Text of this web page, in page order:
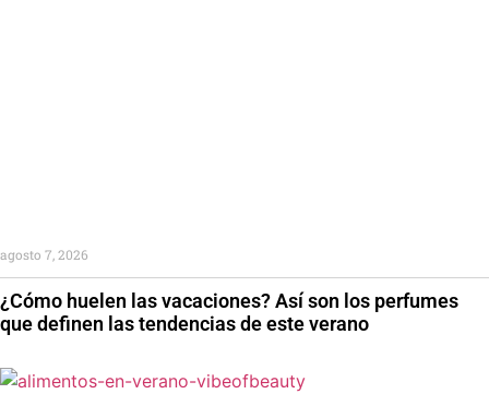
¿Cómo huelen las vacaciones? Así son los perfumes
que definen las tendencias de este verano
agosto 7, 2026